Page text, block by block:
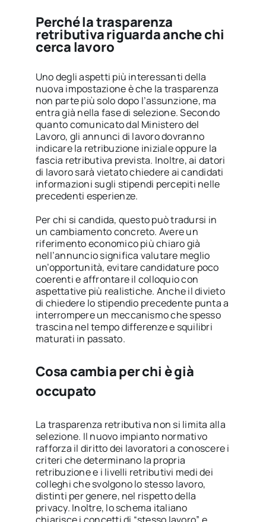
Perché la trasparenza
retributiva riguarda anche chi
cerca lavoro
Uno degli aspetti più interessanti della
nuova impostazione è che la trasparenza
non parte più solo dopo l’assunzione, ma
entra già nella fase di selezione. Secondo
quanto comunicato dal Ministero del
Lavoro, gli annunci di lavoro dovranno
indicare la retribuzione iniziale oppure la
fascia retributiva prevista. Inoltre, ai datori
di lavoro sarà vietato chiedere ai candidati
informazioni sugli stipendi percepiti nelle
precedenti esperienze.
Per chi si candida, questo può tradursi in
un cambiamento concreto. Avere un
riferimento economico più chiaro già
nell’annuncio significa valutare meglio
un’opportunità, evitare candidature poco
coerenti e affrontare il colloquio con
aspettative più realistiche. Anche il divieto
di chiedere lo stipendio precedente punta a
interrompere un meccanismo che spesso
trascina nel tempo differenze e squilibri
maturati in passato.
Cosa cambia per chi è già
occupato
La trasparenza retributiva non si limita alla
selezione. Il nuovo impianto normativo
rafforza il diritto dei lavoratori a conoscere i
criteri che determinano la propria
retribuzione e i livelli retributivi medi dei
colleghi che svolgono lo stesso lavoro,
distinti per genere, nel rispetto della
privacy. Inoltre, lo schema italiano